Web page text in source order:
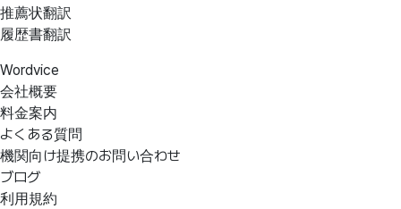
推薦状翻訳
履歴書翻訳
Wordvice
会社概要
料金案内
よくある質問
機関向け提携のお問い合わせ
ブログ
利用規約